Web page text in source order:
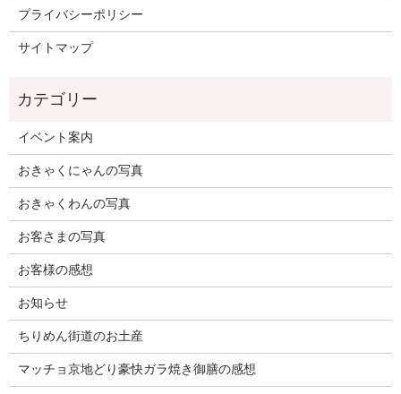
プライバシーポリシー
サイトマップ
イベント案内
おきゃくにゃんの写真
おきゃくわんの写真
お客さまの写真
お客様の感想
お知らせ
ちりめん街道のお土産
マッチョ京地どり豪快ガラ焼き御膳の感想